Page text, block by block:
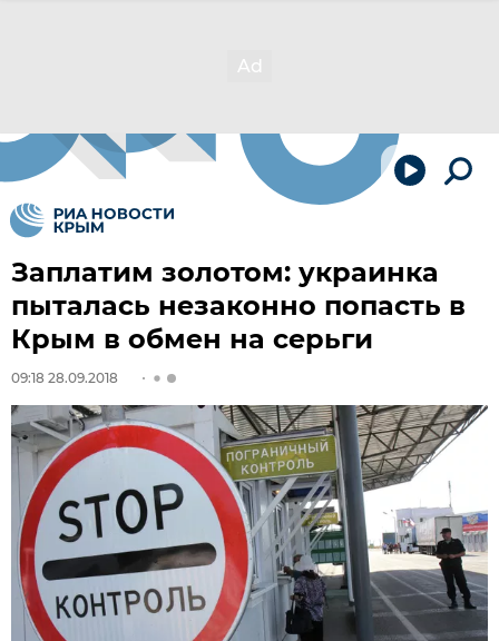
Заплатим золотом: украинка
пыталась незаконно попасть в
Крым в обмен на серьги
09:18 28.09.2018